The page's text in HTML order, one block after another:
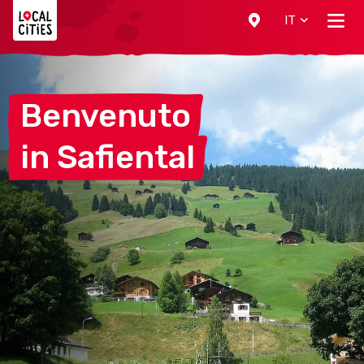
IT
Benvenuto
in Safiental